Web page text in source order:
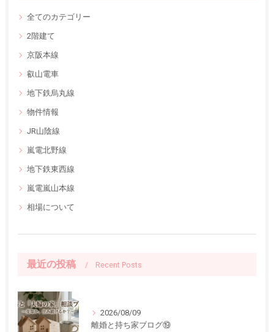
全てのカテゴリー
2階建て
京阪本線
叡山電車
地下鉄烏丸線
物件情報
JR山陰線
嵐電北野線
地下鉄東西線
嵐電嵐山本線
相場について
最近の投稿 Recent Posts
2026/08/09
離婚と持ち家ブログ⑲